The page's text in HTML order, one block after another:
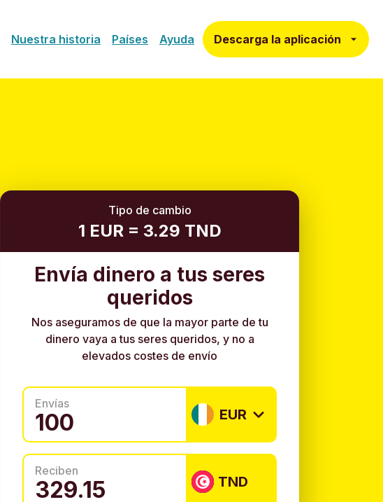
Nuestra historia Países Ayuda Descarga la aplicación
Tipo de cambio
1 EUR = 3.29 TND
Envía dinero a tus seres
queridos
Nos aseguramos de que la mayor parte de tu
dinero vaya a tus seres queridos, y no a
elevados costes de envío
Envías
EUR
Reciben
TND